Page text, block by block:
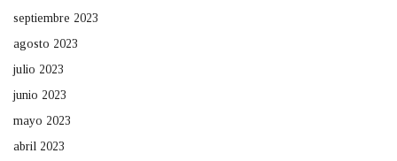
septiembre 2023
agosto 2023
julio 2023
junio 2023
mayo 2023
abril 2023